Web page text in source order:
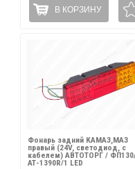
В КОРЗИНУ
Фонарь задний КАМАЗ,МАЗ
правый (24V, светодиод, с
кабелем) АВТОТОРГ /
АТ-1390R/1 LED